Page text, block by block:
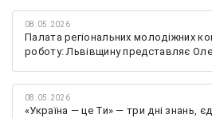
08.05.2026
Палата регіональних молодіжних
роботу: Львівщину представляє
08.05.2026
«Україна — це Ти» — три дні знань,